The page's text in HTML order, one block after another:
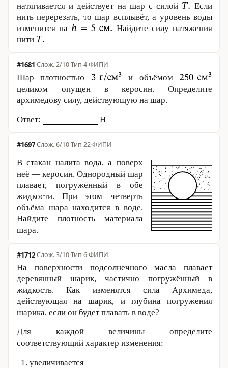
натягивается и действует на шар с силой
Если
нить перерезать, то шар всплывёт, а уровень воды
изменится на
Найдите силу натяжения
нити
#1681· 2/10·Тип 4·ФИПИ
Шар плотностью
и объёмом
целиком опущен в керосин. Определите
архимедову силу, действующую на шар.
Ответ: Н
#1697· 6/10·Тип 22·ФИПИ
В стакан налита вода, а поверх
неё — керосин. Однородный шар
плавает, погружённый в обе
жидкости. При этом четверть
объёма шара находится в воде.
Найдите плотность материала
шара.
#1712· 3/10·Тип 6·ФИПИ
На поверхности подсолнечного масла плавает
деревянный шарик, частично погружённый в
жидкость. Как изменятся сила Архимеда,
действующая на шарик, и глубина погружения
шарика, если он будет плавать в воде?
Для каждой величины определите
соответствующий характер изменения:
увеличивается